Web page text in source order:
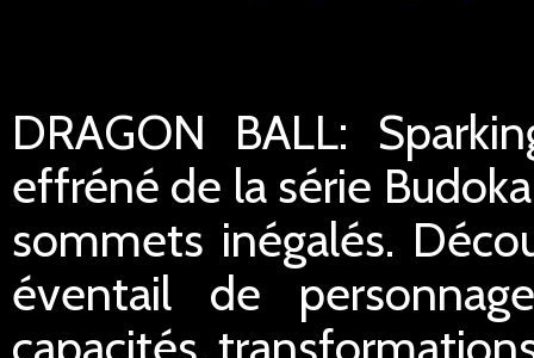
DRAGON BALL:
effréné de la série
sommets inégalés.
éventail de